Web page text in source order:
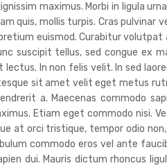
maximus. Morbi in ligula
quis, mollis turpis. Cras pulvinar
euismod. Curabitur volutpat
suscipit tellus, sed congue ex
In non felis velit. In sed
sit amet velit eget metus
a. Maecenas commodo
Etiam eget commodo nisi.
at orci tristique, tempor odio
commodo eros vel ante
dui. Mauris dictum rhoncus